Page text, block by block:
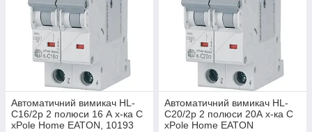
Автоматичний вимикач HL-
С16/2р 2 полюси 16 А х-ка C
xPole Home EATON, 10193
Автоматичний вимикач HL-
С20/2р 2 полюси 20А х-ка С
xPole Home EATON